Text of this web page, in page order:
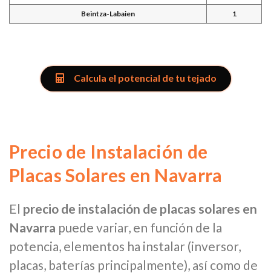
Beintza-Labaien 1
Calcula el potencial de tu tejado
Precio de Instalación de
Placas Solares en Navarra
El precio de instalación de placas solares en
Navarra puede variar, en función de la
potencia, elementos ha instalar (inversor,
placas, baterías principalmente), así como de